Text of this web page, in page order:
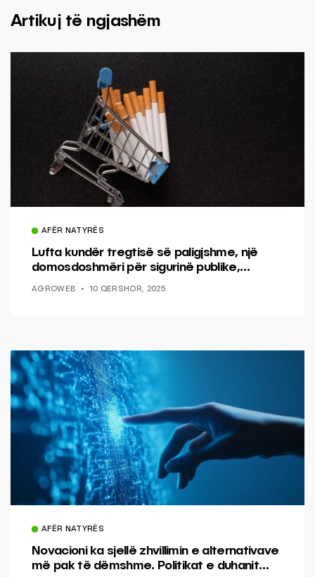
Artikuj të ngjashëm
AFËR NATYRËS
Lufta kundër tregtisë së paligjshme, një
domosdoshmëri për sigurinë publike,
AGROWEB 10 QERSHOR, 2025
AFËR NATYRËS
Novacioni ka sjellë zhvillimin e alternativave
më pak të dëmshme. Politikat e duhanit